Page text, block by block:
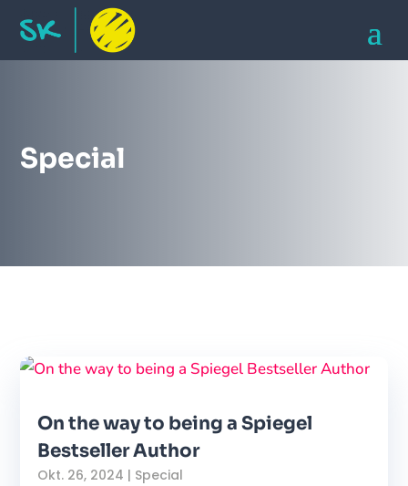
Special
On the way to being a Spiegel
Bestseller Author
Okt. 26, 2024 | Special